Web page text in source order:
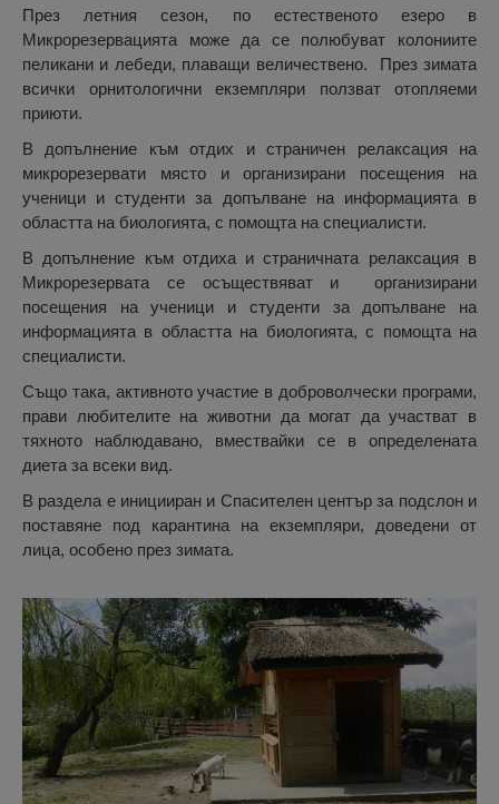
През летния сезон, по естественото езеро в
Микрорезервацията може да се полюбуват колониите
пеликани и лебеди, плаващи величествено. През зимата
всички орнитологични екземпляри ползват отопляеми
приюти.
В допълнение към отдих и страничен релаксация на
микрорезервати място и организирани посещения на
ученици и студенти за допълване на информацията в
областта на биологията, с помощта на специалисти.
В допълнение към отдиха и страничната релаксация в
Микрорезервата се осъществяват и организирани
посещения на ученици и студенти за допълване на
информацията в областта на биологията, с помощта на
специалисти.
Също така, активното участие в доброволчески програми,
прави любителите на животни да могат да участват в
тяхното наблюдавано, вмествайки се в определената
диета за всеки вид.
В раздела е иницииран и Спасителен център за подслон и
поставяне под карантина на екземпляри, доведени от
лица, особено през зимата.